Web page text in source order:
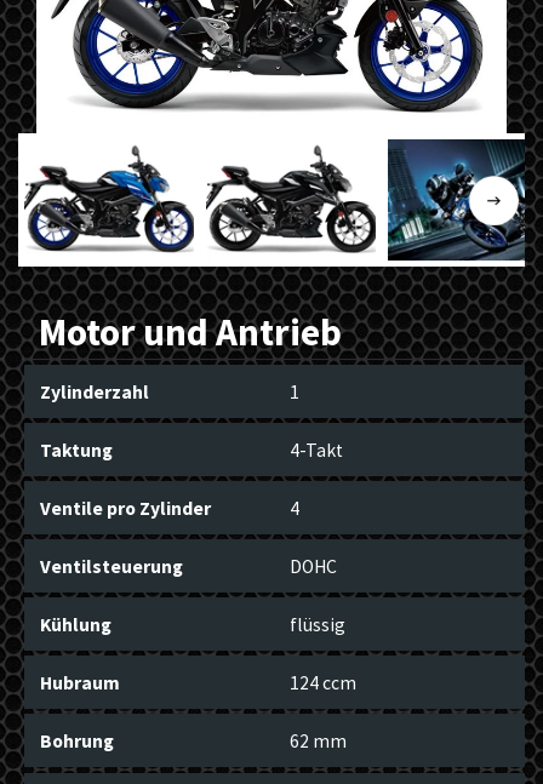
Motor und Antrieb
Zylinderzahl 1
Taktung 4-Takt
Ventile pro Zylinder 4
Ventilsteuerung DOHC
Kühlung flüssig
Hubraum 124 ccm
Bohrung 62 mm